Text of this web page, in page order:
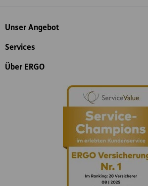
Inhaltsübersicht
Unser Angebot
Services
Über ERGO